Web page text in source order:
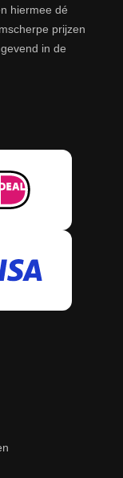
hiermee dé
prijzen
in de